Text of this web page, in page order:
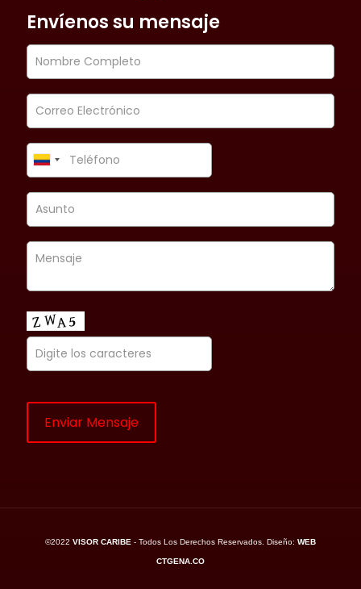
Envíenos su mensaje
©2022 VISOR CARIBE - Todos Los Derechos Reservados. Diseño: WEB
CTGENA.CO